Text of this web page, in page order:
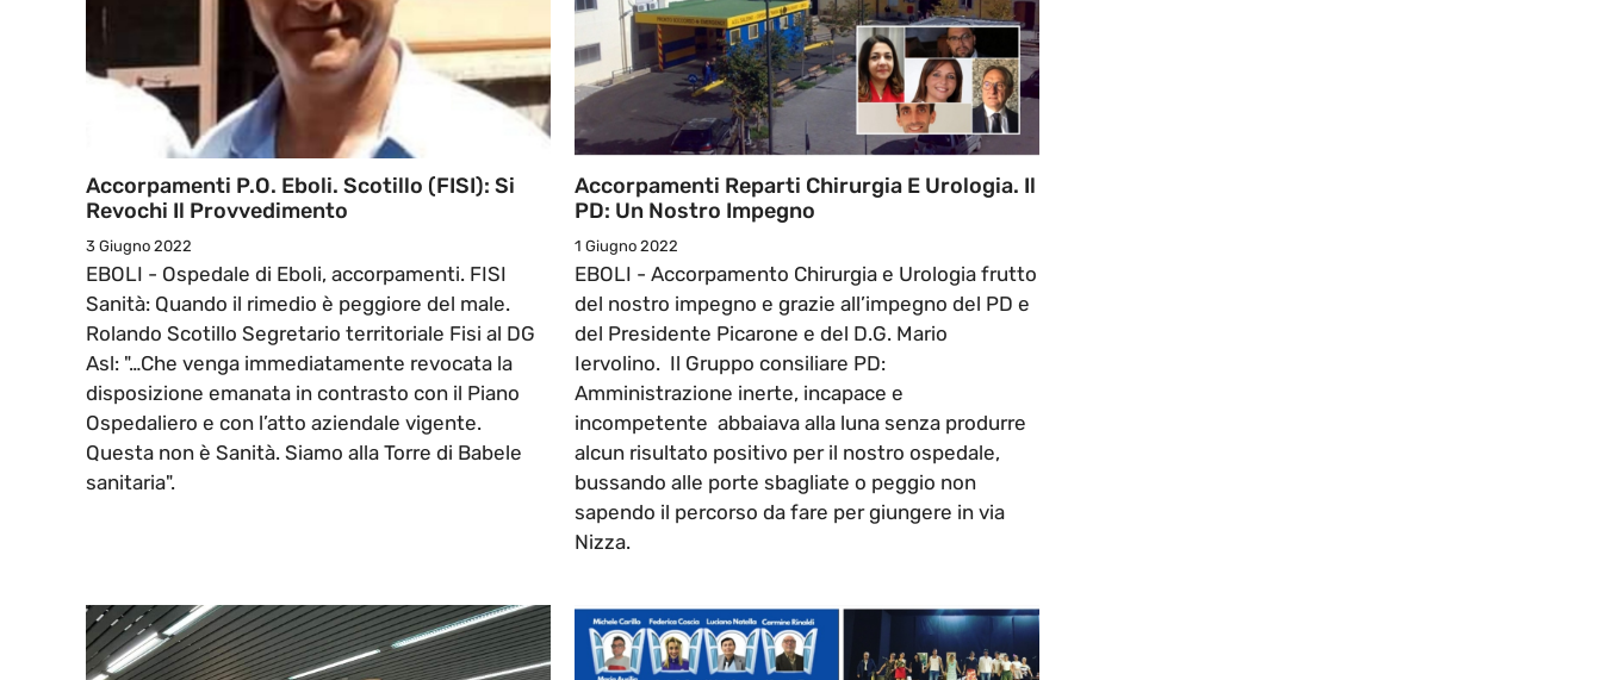
Accorpamenti P.O. Eboli. Scotillo (FISI): Si
Revochi Il Provvedimento
3 Giugno 2022
EBOLI - Ospedale di Eboli, accorpamenti. FISI
Sanità: Quando il rimedio è peggiore del male.
Rolando Scotillo Segretario territoriale Fisi al DG
Asl: "…Che venga immediatamente revocata la
disposizione emanata in contrasto con il Piano
Ospedaliero e con l’atto aziendale vigente.
Questa non è Sanità. Siamo alla Torre di Babele
sanitaria".
Accorpamenti Reparti Chirurgia E Urologia. Il
PD: Un Nostro Impegno
1 Giugno 2022
EBOLI - Accorpamento Chirurgia e Urologia frutto
del nostro impegno e grazie all’impegno del PD e
del Presidente Picarone e del D.G. Mario
Iervolino. Il Gruppo consiliare PD:
Amministrazione inerte, incapace e
incompetente abbaiava alla luna senza produrre
alcun risultato positivo per il nostro ospedale,
bussando alle porte sbagliate o peggio non
sapendo il percorso da fare per giungere in via
Nizza.